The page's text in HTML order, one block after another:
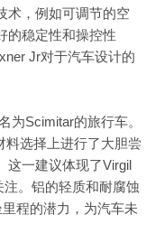
术，例如可调节的空
的稳定性和操控性
Jr对于汽车设计的
为Scimitar的旅行车。
料选择上进行了大胆尝
这一建议体现了Virgil
。铝的轻质和耐腐蚀
程的潜力，为汽车未